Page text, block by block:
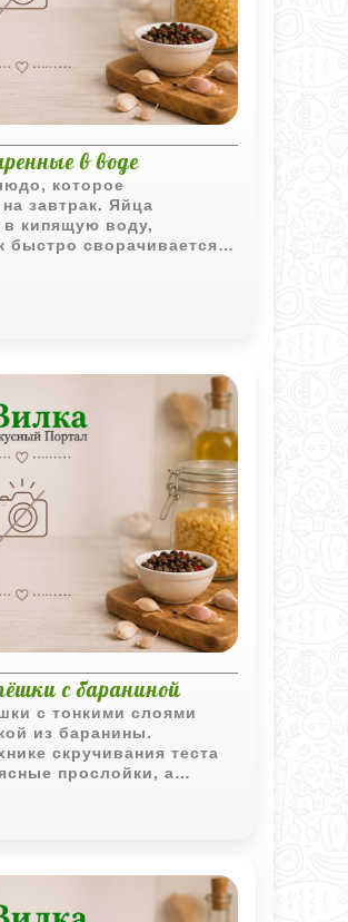
в воде
которое
завтрак. Яйца
в кипящую воду,
быстро сворачивается
характерную форму,
с бараниной
с тонкими слоями
из баранины.
скручивания теста
прослойки, а
ароматным и
времени года.